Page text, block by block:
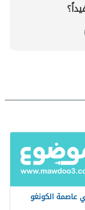
عاصمة الكونغو